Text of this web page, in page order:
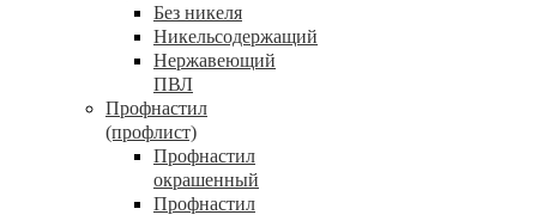
Без никеля
Никельсодержащий
Нержавеющий
ПВЛ
Профнастил
(профлист)
Профнастил
окрашенный
Профнастил